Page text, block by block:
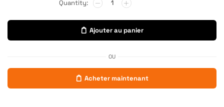
Ajouter au panier
OU
Acheter maintenant